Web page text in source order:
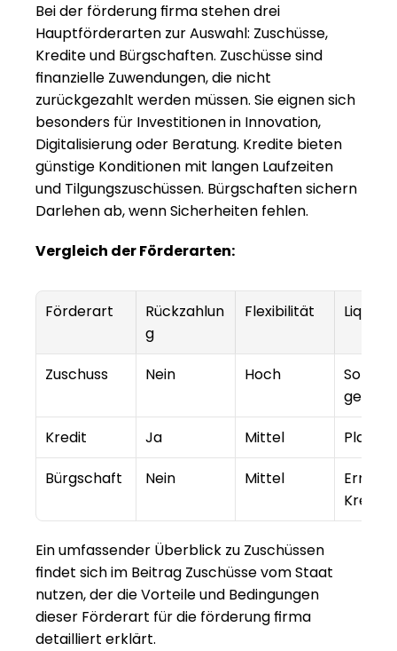
Bei der förderung firma stehen drei
Hauptförderarten zur Auswahl: Zuschüsse,
Kredite und Bürgschaften. Zuschüsse sind
finanzielle Zuwendungen, die nicht
zurückgezahlt werden müssen. Sie eignen sich
besonders für Investitionen in Innovation,
Digitalisierung oder Beratung. Kredite bieten
günstige Konditionen mit langen Laufzeiten
und Tilgungszuschüssen. Bürgschaften sichern
Darlehen ab, wenn Sicherheiten fehlen.
Vergleich der Förderarten:
Förderart
Rückzahlun
g
Flexibilität
Zuschuss Nein Hoch
Sofort
Kredit
Ja Mittel
Bürgschaft
Nein Mittel
Kredit
Ein umfassender Überblick zu Zuschüssen
findet sich im Beitrag Zuschüsse vom Staat
nutzen, der die Vorteile und Bedingungen
dieser Förderart für die förderung firma
detailliert erklärt.